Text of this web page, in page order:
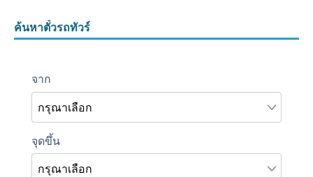
ค้นหาตั๋วรถทัวร์